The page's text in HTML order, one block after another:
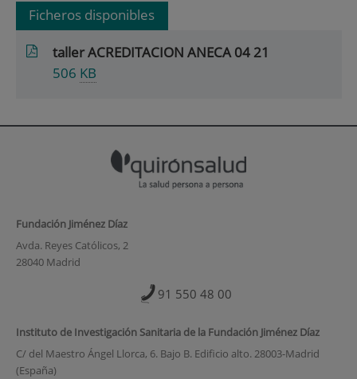
Ficheros disponibles
taller ACREDITACION ANECA 04 21
506 KB
Fundación Jiménez Díaz
Avda. Reyes Católicos, 2
28040 Madrid
91 550 48 00
Instituto de Investigación Sanitaria de la Fundación Jiménez Díaz
C/ del Maestro Ángel Llorca, 6. Bajo B. Edificio alto. 28003-Madrid
(España)